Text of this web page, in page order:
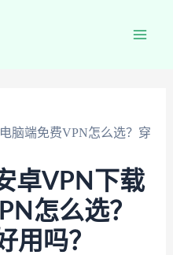
脑端免费VPN怎么选？穿
卓VPN下载
怎么选？
用吗？